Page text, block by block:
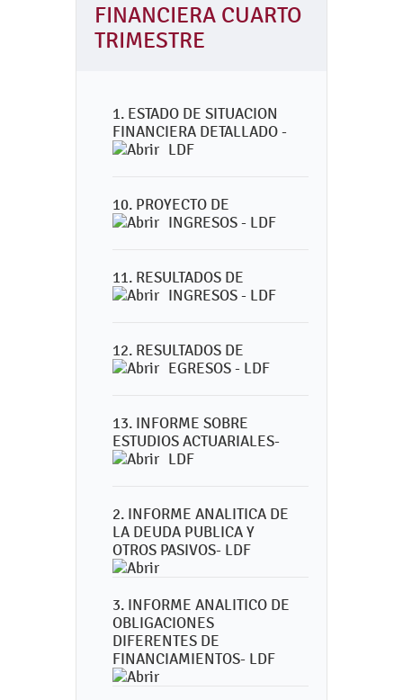
FINANCIERA CUARTO
TRIMESTRE
1. ESTADO DE SITUACION
FINANCIERA DETALLADO -
LDF
10. PROYECTO DE
INGRESOS - LDF
11. RESULTADOS DE
INGRESOS - LDF
12. RESULTADOS DE
EGRESOS - LDF
13. INFORME SOBRE
ESTUDIOS ACTUARIALES-
LDF
2. INFORME ANALITICA DE
LA DEUDA PUBLICA Y
OTROS PASIVOS- LDF
3. INFORME ANALITICO DE
OBLIGACIONES
DIFERENTES DE
FINANCIAMIENTOS- LDF